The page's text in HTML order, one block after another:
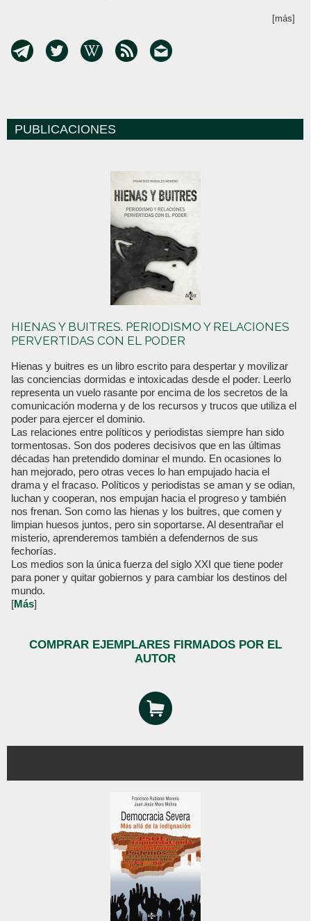
[más]
PUBLICACIONES
HIENAS Y BUITRES. PERIODISMO Y RELACIONES
PERVERTIDAS CON EL PODER
Hienas y buitres es un libro escrito para despertar y movilizar
las conciencias dormidas e intoxicadas desde el poder. Leerlo
representa un vuelo rasante por encima de los secretos de la
comunicación moderna y de los recursos y trucos que utiliza el
poder para ejercer el dominio.
Las relaciones entre políticos y periodistas siempre han sido
tormentosas. Son dos poderes decisivos que en las últimas
décadas han pretendido dominar el mundo. En ocasiones lo
han mejorado, pero otras veces lo han empujado hacia el
drama y el fracaso. Políticos y periodistas se aman y se odian,
luchan y cooperan, nos empujan hacia el progreso y también
nos frenan. Son como las hienas y los buitres, que comen y
limpian huesos juntos, pero sin soportarse. Al desentrañar el
misterio, aprenderemos también a defendernos de sus
fechorías.
Los medios son la única fuerza del siglo XXI que tiene poder
para poner y quitar gobiernos y para cambiar los destinos del
mundo.
[Más]
COMPRAR EJEMPLARES FIRMADOS POR EL
AUTOR